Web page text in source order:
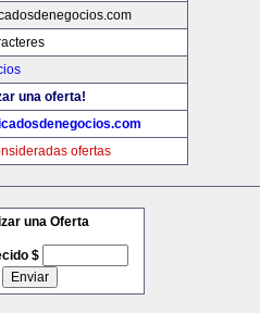
una oferta!
ofertas
una Oferta
$